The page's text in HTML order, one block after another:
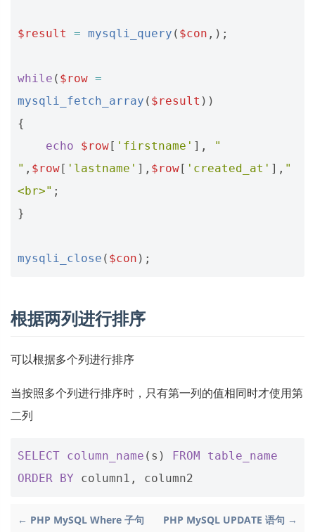
$result = mysqli_query ( $con ,);
while ( $row =
mysqli_fetch_array ( $result ))
{
echo
$row[ 'firstname' ],
"
" , $row[ 'lastname' ], $row[ 'created_at' ], "
<br>" ;
}
mysqli_close ( $con );
根据两列进行排序
可以根据多个列进行排序
当按照多个列进行排序时，只有第一列的值相同时才使用第
二列
SELECT column_name ( s ) FROM
table_name
ORDER BY column1 , column2
← PHP MySQL Where 子句 PHP MySQL UPDATE 语句 →